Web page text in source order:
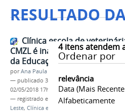
RESULTADO
4itens atendem
Ordenar por
relevância
Data (mais
Alfabeticamente
Clínica escola de
CMZL é inaugurada pelo
da Educação
porAna Paula Batista
— publicado 30/04/2018—última
02/05/2018 17h54
— registrado em:
IFAM,Campus Manaus
Leste, Clínica escola